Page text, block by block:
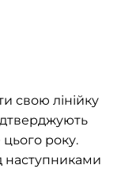
свою лінійку
року.
наступниками